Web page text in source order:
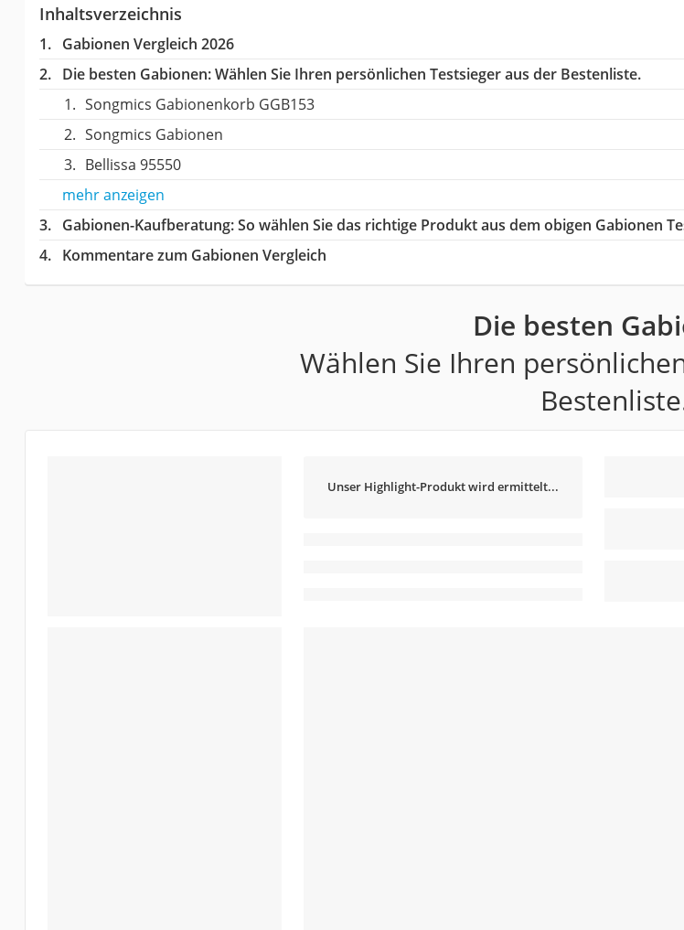
Inhaltsverzeichnis
Gabionen Vergleich 2026
Die besten Gabionen:Wählen Sie Ihren persönlichen Testsieger aus der Bestenliste.
Songmics Gabionenkorb GGB153
Songmics Gabionen
Bellissa 95550
mehr anzeigen
Gabionen-Kaufberatung: So wählen Sie das richtige Produkt aus dem obigen Gabionen
Kommentare zum Gabionen Vergleich
Die besten
Wählen Sie Ihren
Unser Highlight-Produkt wird ermittelt...